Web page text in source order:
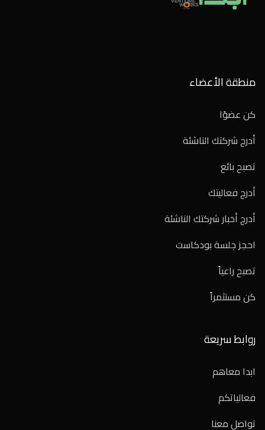
منطقة الأعضاء
كن عضوًا
أدرج شركتك الناشئة
تصبح بائع
أدرج فعاليتك
أدرج أخبار شركتك الناشئة
احجز جلسة بودكاست
تصبح راعياً
كن مستثمراً
روابط سريعة
ابدا معاهم
فعالياتكم
تواصل معنا